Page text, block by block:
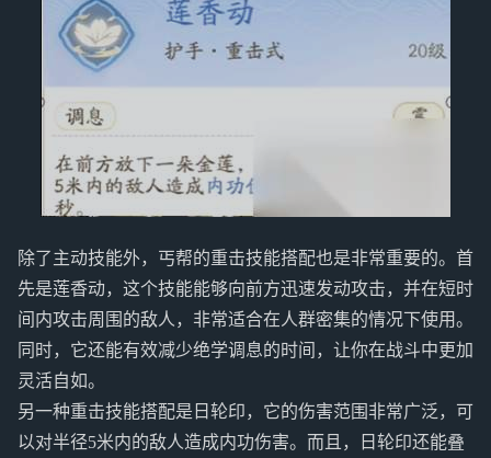
除了主动技能外，丐帮的重击技能搭配也是非常重要的。首
先是莲香动，这个技能能够向前方迅速发动攻击，并在短时
间内攻击周围的敌人，非常适合在人群密集的情况下使用。
同时，它还能有效减少绝学调息的时间，让你在战斗中更加
灵活自如。
另一种重击技能搭配是日轮印，它的伤害范围非常广泛，可
以对半径5米内的敌人造成内功伤害。而且，日轮印还能叠